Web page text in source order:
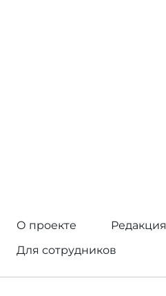
О проекте
Редакция
Для сотрудников